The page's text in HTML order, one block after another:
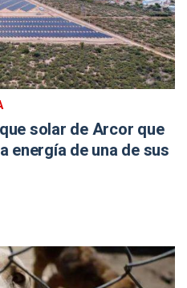
solar de Arcor que
energía de una de sus